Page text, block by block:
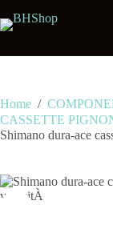
Home /
CASSETTE
Shimano dura-ace